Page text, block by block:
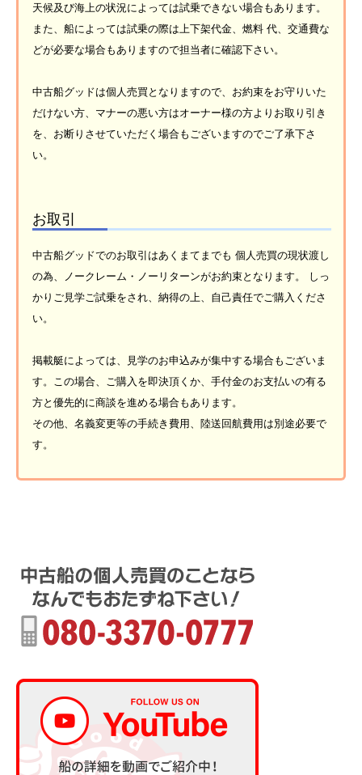
天候及び海上の状況によっては試乗できない場合もあります。
また、船によっては試乗の際は上下架代金、燃料 代、交通費な
どが必要な場合もありますので担当者に確認下さい。
中古船グッドは個人売買となりますので、お約束をお守りいた
だけない方、マナーの悪い方はオーナー様の方よりお取り引き
を、お断りさせていただく場合もございますのでご了承下さ
い。
お取引
中古船グッドでのお取引はあくまてまでも 個人売買の現状渡し
の為、ノークレーム・ノーリターンがお約束となります。 しっ
かりご見学ご試乗をされ、納得の上、自己責任でご購入くださ
い。
掲載艇によっては、見学のお申込みが集中する場合もございま
す。この場合、ご購入を即決頂くか、手付金のお支払いの有る
方と優先的に商談を進める場合もあります。
その他、名義変更等の手続き費用、陸送回航費用は別途必要で
す。